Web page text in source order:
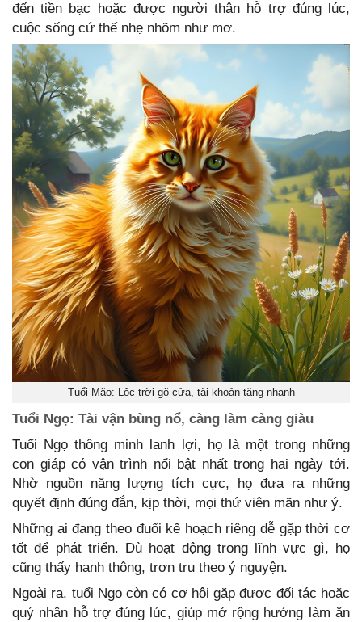
đến tiền bạc hoặc được người thân hỗ trợ đúng lúc,
cuộc sống cứ thế nhẹ nhõm như mơ.
Tuổi Mão: Lộc trời gõ cửa, tài khoản tăng nhanh
Tuổi Ngọ: Tài vận bùng nổ, càng làm càng giàu
Tuổi Ngọ thông minh lanh lợi, họ là một trong những
con giáp có vận trình nổi bật nhất trong hai ngày tới.
Nhờ nguồn năng lượng tích cực, họ đưa ra những
quyết định đúng đắn, kịp thời, mọi thứ viên mãn như ý.
Những ai đang theo đuổi kế hoạch riêng dễ gặp thời cơ
tốt để phát triển. Dù hoạt động trong lĩnh vực gì, họ
cũng thấy hanh thông, trơn tru theo ý nguyện.
Ngoài ra, tuổi Ngọ còn có cơ hội gặp được đối tác hoặc
quý nhân hỗ trợ đúng lúc, giúp mở rộng hướng làm ăn